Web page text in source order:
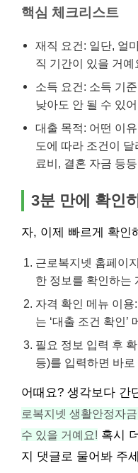
핵심 체크리스트
재직 요건: 일단, 얼
직 기간이 있을 거예
소득 요건: 소득 기
낮아도 안 될 수 있
대출 목적: 어떤 이
도에 따라 조건이
료비, 결혼 자금 등
3분 만에 확인
자, 이제 빠르게 확인
근로복지넷 홈페이
한 정보를 확인하는
자격 확인 메뉴 이용
는 ‘대출 조건 확인’
필요 정보 입력 후
등)를 입력하면 바
어때요? 생각보다 간
로복지넷 생활안정자
수 있을 거예요! 혹시
지 댓글로 물어봐 주